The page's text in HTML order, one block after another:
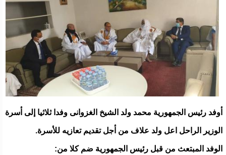
ﺃﻭﻓﺪ ﺭﺋﻴﺲ ﺍﻟﺠﻤﻬﻮﺭﻳﺔ ﻣﺤﻤﺪ ﻭﻟﺪ ﺍﻟﺸﻴﺦ ﺍﻟﻐﺰﻭﺍﻧﻰ وفدا ثلاثيا ﺇﻟﻰ ﺃﺳﺮﺓ
ﺍﻟﻮﺯير ﺍﻟﺮﺍﺣﻞ ﺍﻋﻞ ﻭﻟﺪ ﻋﻼﻑ ﻣﻦ ﺃﺟﻞ ﺗﻘﺪﻳﻢ ﺗﻌﺎﺯﻳﻪ ﻟﻸﺳﺮﺓ.
الوفد المبتعث من قبل رئيس الجمهورية ضم كلا من: